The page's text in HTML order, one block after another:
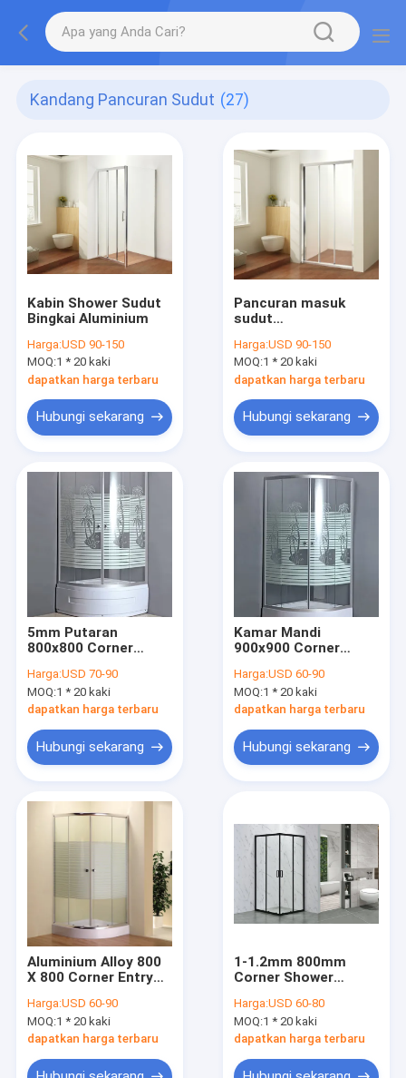
Kandang Pancuran Sudut (27)
Kabin Shower Sudut
Bingkai Aluminium
Harga:USD 90-150
MOQ:1 * 20 kaki
dapatkan harga terbaru
Hubungi sekarang
Pancuran masuk
sudut
Harga:USD 90-150
MOQ:1 * 20 kaki
dapatkan harga terbaru
Hubungi sekarang
5mm Putaran
800x800 Corner
Aluminium Frame
Harga:USD 70-90
MOQ:1 * 20 kaki
dapatkan harga terbaru
Hubungi sekarang
Kamar Mandi
900x900 Corner
1mm-1.2mm
Harga:USD 60-90
MOQ:1 * 20 kaki
dapatkan harga terbaru
Hubungi sekarang
Aluminium Alloy 800
X 800 Corner Entry
5mm
Harga:USD 60-90
MOQ:1 * 20 kaki
dapatkan harga terbaru
1-1.2mm 800mm
Corner Shower
Frame
Harga:USD 60-80
MOQ:1 * 20 kaki
dapatkan harga terbaru